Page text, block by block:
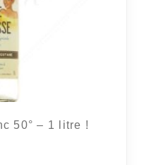
50° – 1 litre !